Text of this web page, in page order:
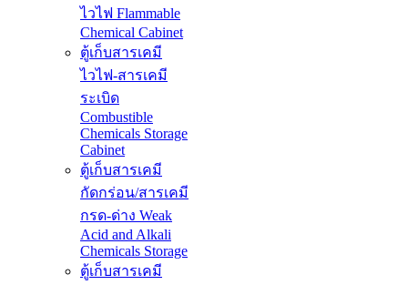
ไวไฟ Flammable
Chemical Cabinet
ตู้เก็บสารเคมี
ไวไฟ-สารเคมี
ระเบิด
Combustible
Chemicals Storage
Cabinet
ตู้เก็บสารเคมี
กัดกร่อน/สารเคมี
กรด-ด่าง Weak
Acid and Alkali
Chemicals Storage
ตู้เก็บสารเคมี